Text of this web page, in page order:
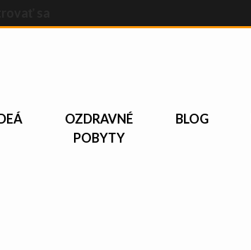
OZDRAVNÉ
POBYTY
BLOG